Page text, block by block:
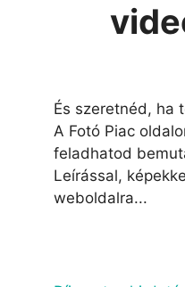
És szeretnéd, ha
A Fotó Piac
feladhatod
Leírással,
weboldalra...